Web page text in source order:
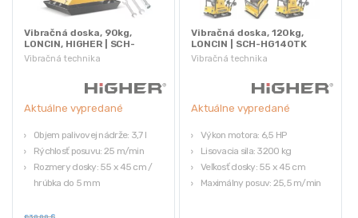
Vibračná technika
Vibračná doska, 90kg,
LONCIN, HIGHER | SCH-
ZG90
Aktuálne vypredané
Objem palivovej nádrže: 3,7 l
Rýchlosť posuvu: 25 m/min
Rozmery dosky: 55 x 45 cm /
hrúbka do 5 mm
Hĺbka zhutnenia: do 30 cm
830,00€
Vibračná technika
Vibračná doska, 120kg,
LONCIN | SCH-HG140TK
Aktuálne vypredané
Výkon motora: 6,5 HP
Lisovacia sila: 3200 kg
Veľkosť dosky: 55 x 45 cm
Maximálny posuv: 25,5 m/min